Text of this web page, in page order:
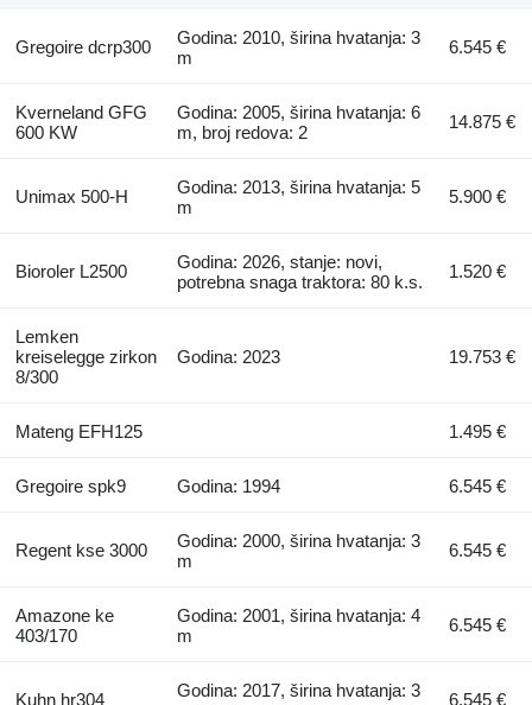
Gregoire dcrp300
Godina: 2010, širina hvatanja: 3
m
6.545 €
Kverneland GFG
600 KW
Godina: 2005, širina hvatanja: 6
m, broj redova: 2
14.875 €
Unimax 500-H
Godina: 2013, širina hvatanja: 5
m
5.900 €
Bioroler L2500
Godina: 2026, stanje: novi,
potrebna snaga traktora: 80 k.s.
1.520 €
Lemken
kreiselegge zirkon
8/300
Godina: 2023 19.753 €
Mateng EFH125 1.495 €
Gregoire spk9 Godina: 1994 6.545 €
Regent kse 3000
Godina: 2000, širina hvatanja: 3
m
6.545 €
Amazone ke
403/170
Godina: 2001, širina hvatanja: 4
m
6.545 €
Kuhn hr304
Godina: 2017, širina hvatanja: 3
6.545 €